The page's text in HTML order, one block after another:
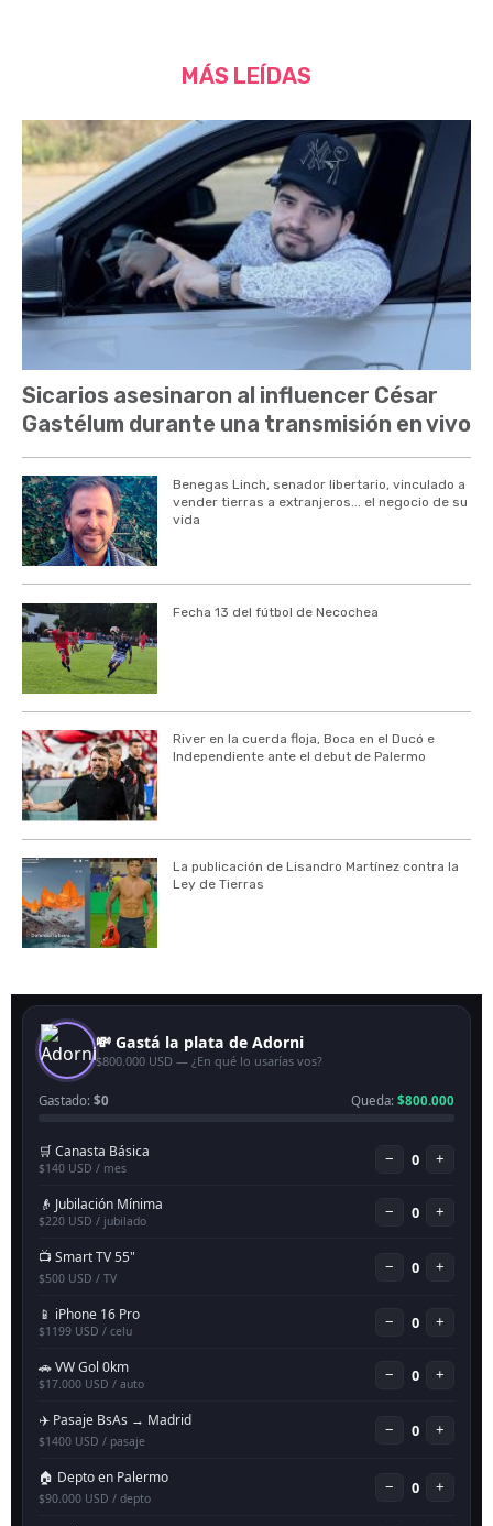
MÁS LEÍDAS
Sicarios asesinaron al influencer César
Gastélum durante una transmisión en vivo
Benegas Linch, senador libertario, vinculado a
vender tierras a extranjeros... el negocio de su
vida
Fecha 13 del fútbol de Necochea
River en la cuerda floja, Boca en el Ducó e
Independiente ante el debut de Palermo
La publicación de Lisandro Martínez contra la
Ley de Tierras